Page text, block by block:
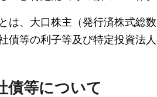
は、大口株主（発行済株式総
債等の利子等及び特定投資法
債等について